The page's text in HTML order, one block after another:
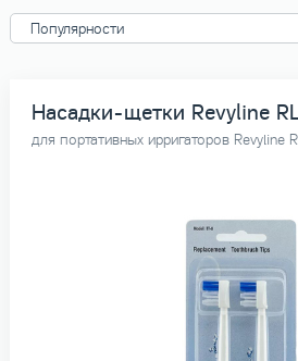
Насадки-щетки Revyline
для портативных ирригаторов Revyline